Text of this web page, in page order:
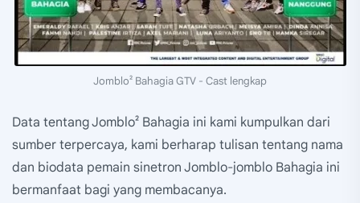
Jomblo² Bahagia GTV - Cast lengkap
Data tentang Jomblo² Bahagia ini kami kumpulkan dari
sumber terpercaya, kami berharap tulisan tentang nama
dan biodata pemain sinetron Jomblo-jomblo Bahagia ini
bermanfaat bagi yang membacanya.